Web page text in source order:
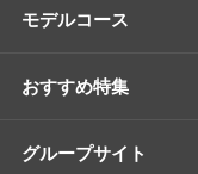
モデルコース
おすすめ特集
グループサイト